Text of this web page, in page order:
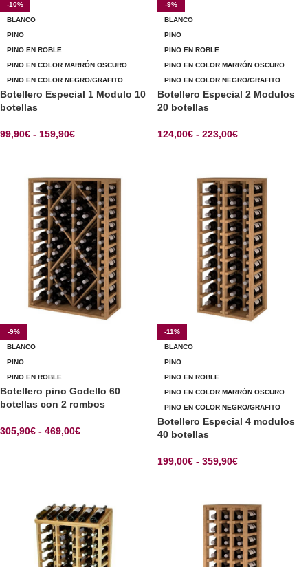
-10%
BLANCO
PINO
PINO EN ROBLE
PINO EN COLOR MARRÓN OSCURO
PINO EN COLOR NEGRO/GRAFITO
Botellero Especial 1 Modulo 10
botellas
99,90€ - 159,90€
-9%
BLANCO
PINO
PINO EN ROBLE
PINO EN COLOR MARRÓN OSCURO
PINO EN COLOR NEGRO/GRAFITO
Botellero Especial 2 Modulos
20 botellas
124,00€ - 223,00€
-9%
BLANCO
PINO
PINO EN ROBLE
Botellero pino Godello 60
botellas con 2 rombos
305,90€ - 469,00€
-11%
BLANCO
PINO
PINO EN ROBLE
PINO EN COLOR MARRÓN OSCURO
PINO EN COLOR NEGRO/GRAFITO
Botellero Especial 4 modulos
40 botellas
199,00€ - 359,90€